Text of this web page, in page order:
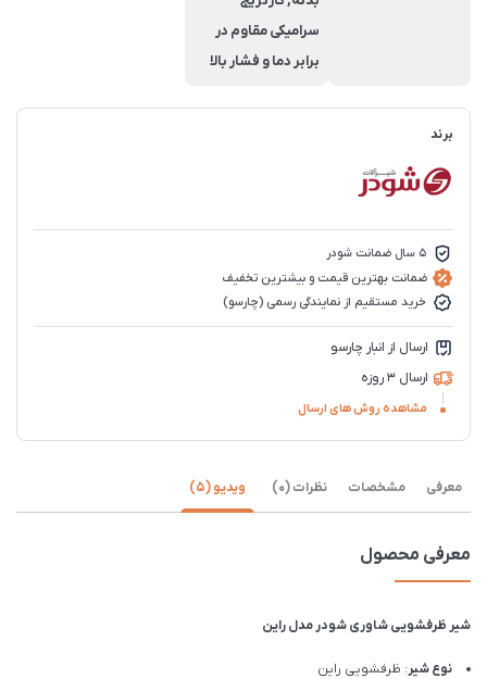
سرامیکی مقاوم در
برابر دما و فشار بالا
برند
5 سال ضمانت شودر
ضمانت بهترین قیمت و بیشترین تخفیف
خرید مستقیم از نمایندگی رسمی (چارسو)
ارسال از انبار چارسو
ارسال 3 روزه
مشاهده روش های ارسال
معرفی مشخصات نظرات (0) ویدیو (5)
معرفی محصول
شیر ظرفشویی شاوری شودر مدل راین
نوع شیر: ظرفشویی راین